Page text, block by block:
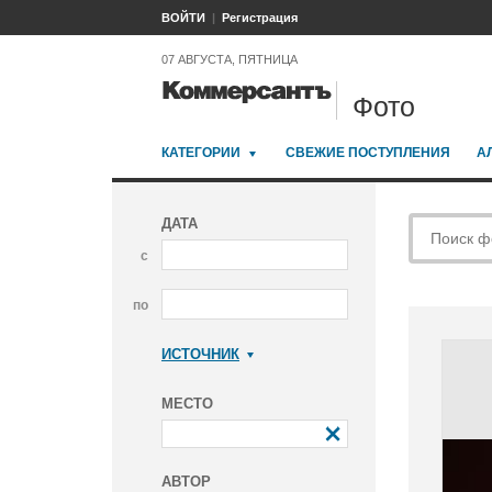
ВОЙТИ Регистрация
07 АВГУСТА, ПЯТНИЦА
Фото
КАТЕГОРИИ СВЕЖИЕ ПОСТУПЛЕНИЯ
ДАТА
с
по
ИСТОЧНИК
МЕСТО
АВТОР